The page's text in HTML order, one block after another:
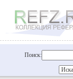
Поиск: